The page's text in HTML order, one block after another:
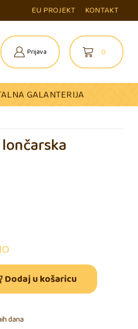
EU PROJEKT KONTAKT
Prijava 0
GALANTERIJA
Dodaj u košaricu
dana